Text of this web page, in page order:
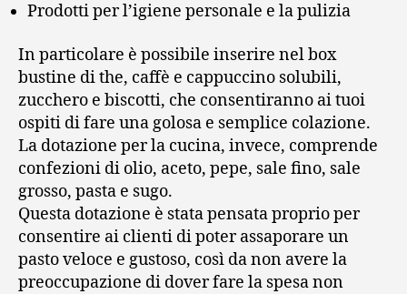
Prodotti per l’igiene personale e la pulizia
In particolare è possibile inserire nel box
bustine di the, caffè e cappuccino solubili,
zucchero e biscotti, che consentiranno ai tuoi
ospiti di fare una golosa e semplice colazione.
La dotazione per la cucina, invece, comprende
confezioni di olio, aceto, pepe, sale fino, sale
grosso, pasta e sugo.
Questa dotazione è stata pensata proprio per
consentire ai clienti di poter assaporare un
pasto veloce e gustoso, così da non avere la
preoccupazione di dover fare la spesa non